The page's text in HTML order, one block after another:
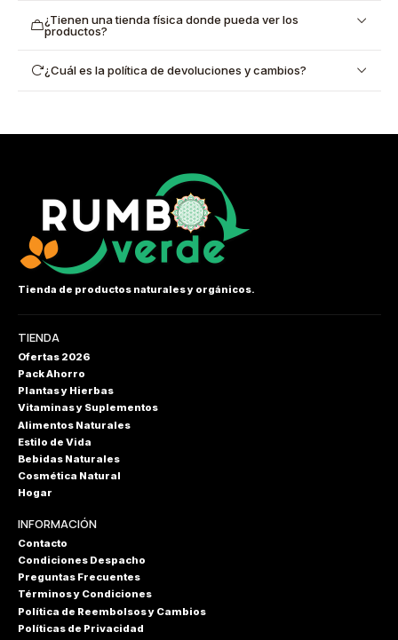
¿Tienen una tienda física donde pueda ver los
productos?
¿Cuál es la política de devoluciones y cambios?
Tienda de productos naturales y orgánicos.
TIENDA
Ofertas 2026
Pack Ahorro
Plantas y Hierbas
Vitaminas y Suplementos
Alimentos Naturales
Estilo de Vida
Bebidas Naturales
Cosmética Natural
Hogar
INFORMACIÓN
Contacto
Condiciones Despacho
Preguntas Frecuentes
Términos y Condiciones
Política de Reembolsos y Cambios
Políticas de Privacidad